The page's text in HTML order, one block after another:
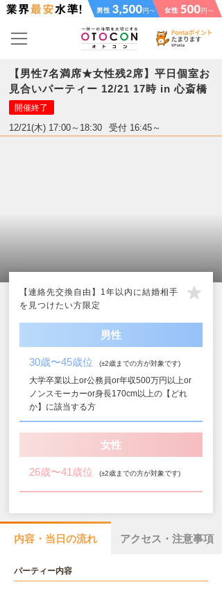
【男性7名満席★女性残2席】平日個室お
見合いパーティー 12/21 17時 in 心斎橋
開催終了
12/21(木) 17:00～18:30 受付 16:45～
【連絡先交換自由】1年以内に結婚相手
を見つけたい方限定
男性
30歳〜45歳位 (±2歳までの方が対象です)
大学卒業以上or公務員or年収500万円以上or
ノンスモーカーor身長170cm以上の【どれ
か】に該当する方
女性
26歳〜41歳位 (±2歳までの方が対象です)
内容・当日の流れ アクセス・注意事項
パーティー内容